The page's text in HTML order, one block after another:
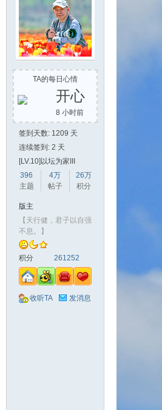
TA的每日心情
开心
8 小时前
签到天数: 1209 天
连续签到: 2 天
[LV.10]以坛为家III
396
主题
4万
帖子
26万
积分
版主
【天行健，君子以自强
不息。】
积分 261252
收听TA 发消息